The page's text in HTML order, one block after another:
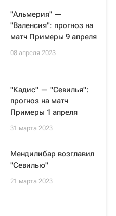
"Альмерия" —
"Валенсия": прогноз на
матч Примеры 9 апреля
08 апреля 2023
"Кадис" — "Севилья":
прогноз на матч
Примеры 1 апреля
31 марта 2023
Мендилибар возглавил
"Севилью"
21 марта 2023